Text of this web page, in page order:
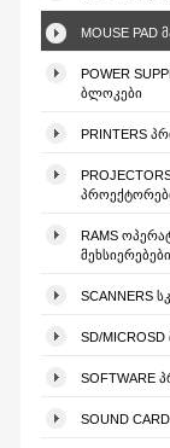
MOUSE PAD
POWER
ᲑᲚᲝᲙᲔᲑᲘ
PRINTERS
RAMS
ᲛᲔᲮᲡᲘᲔᲠᲔᲑᲔᲑᲘ
SCANNERS
SD/
SOFTWARE
SOUND